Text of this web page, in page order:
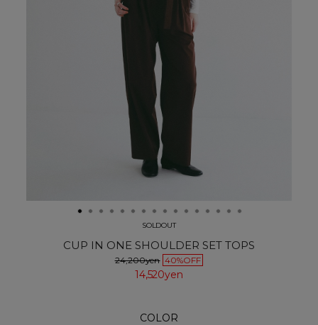
SOLDOUT
CUP IN ONE SHOULDER SET TOPS
24,200yen 40%OFF
14,520yen
COLOR